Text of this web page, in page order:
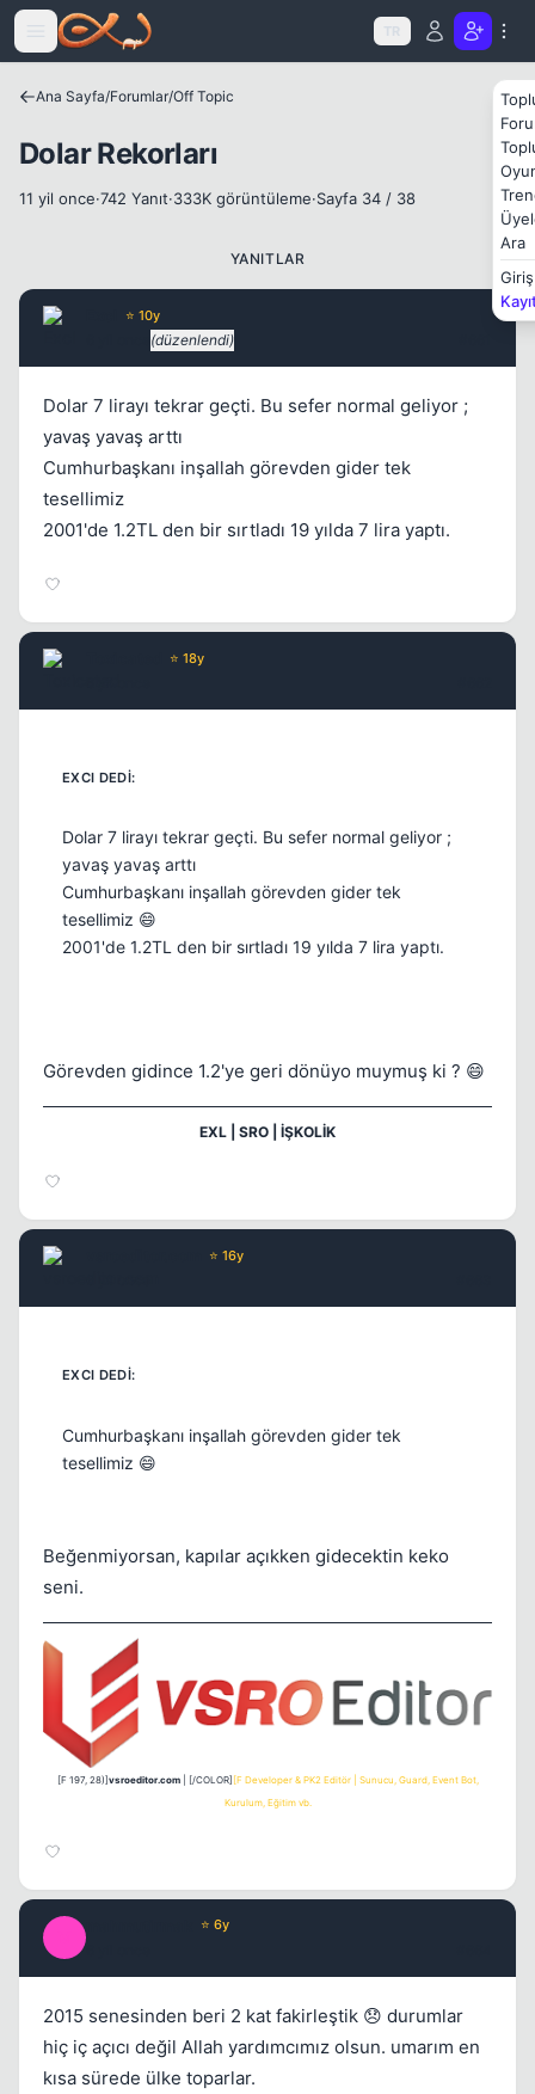
Icerige atla
TR
Ara
Giriş
Ana Sayfa/Forumlar/Off Topic
Dolar Rekorları
11 yil once·742 Yanıt·333K görüntüleme·Sayfa 34 / 38
YANITLAR
⭐ 10y
(düzenlendi)
Dolar 7 lirayı tekrar geçti. Bu sefer normal geliyor ;
yavaş yavaş arttı
Cumhurbaşkanı inşallah görevden gider tek
tesellimiz
2001'de 1.2TL den bir sırtladı 19 yılda 7 lira yaptı.
⭐ 18y
Dolar 7 lirayı tekrar geçti. Bu sefer normal geliyor ;
yavaş yavaş arttı
Cumhurbaşkanı inşallah görevden gider tek
tesellimiz 😄
2001'de 1.2TL den bir sırtladı 19 yılda 7 lira yaptı.
Görevden gidince 1.2'ye geri dönüyo muymuş ki ? 😄
EXL | SRO | İŞKOLİK
⭐ 16y
Cumhurbaşkanı inşallah görevden gider tek
tesellimiz 😄
Beğenmiyorsan, kapılar açıkken gidecektin keko
seni.
[F 197, 28)]vsroeditor.com| [/COLOR] [F Developer & PK2 Editör | Sunucu, Guard, Event Bot,
Kurulum, Eğitim vb.
⭐ 6y
2015 senesinden beri 2 kat fakirleştik 😞 durumlar
hiç iç açıcı değil Allah yardımcımız olsun. umarım en
kısa sürede ülke toparlar.
Kapat